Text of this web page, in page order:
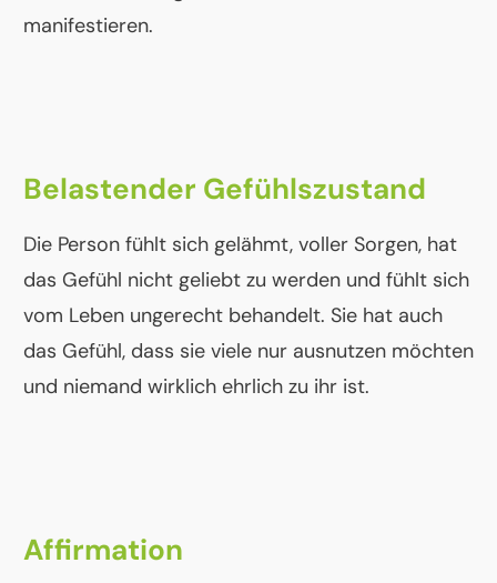
manifestieren.
Belastender Gefühlszustand
Die Person fühlt sich gelähmt, voller Sorgen, hat
das Gefühl nicht geliebt zu werden und fühlt sich
vom Leben ungerecht behandelt. Sie hat auch
das Gefühl, dass sie viele nur ausnutzen möchten
und niemand wirklich ehrlich zu ihr ist.
Affirmation